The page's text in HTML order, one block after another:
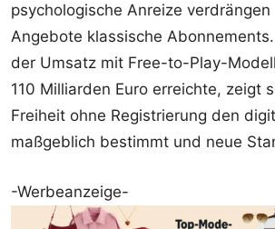
psychologische Anreize
Angebote klassische
der Umsatz mit Free-to-Play-
110 Milliarden Euro erreichte, zeigt
Freiheit ohne Registrierung den
maßgeblich bestimmt und neue
-Werbeanzeige-